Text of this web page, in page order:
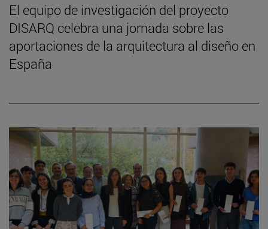
El equipo de investigación del proyecto
DISARQ celebra una jornada sobre las
aportaciones de la arquitectura al diseño en
España